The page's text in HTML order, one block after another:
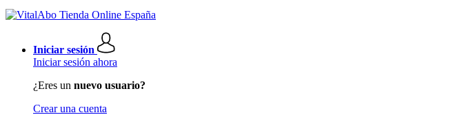
Iniciar sesión
Iniciar sesión ahora
¿Eres un nuevo usuario?
Crear una cuenta